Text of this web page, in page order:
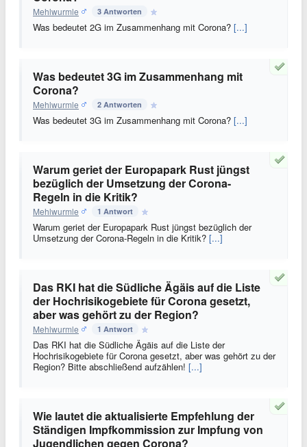
Mehlwurmle 3 Antworten
Was bedeutet 2G im Zusammenhang mit Corona? [...]
Was bedeutet 3G im Zusammenhang mit
Corona?
Mehlwurmle 2 Antworten
Was bedeutet 3G im Zusammenhang mit Corona? [...]
Warum geriet der Europapark Rust jüngst
bezüglich der Umsetzung der Corona-
Regeln in die Kritik?
Mehlwurmle 1 Antwort
Warum geriet der Europapark Rust jüngst bezüglich der
Umsetzung der Corona-Regeln in die Kritik? [...]
Das RKI hat die Südliche Ägäis auf die Liste
der Hochrisikogebiete für Corona gesetzt,
aber was gehört zu der Region?
Mehlwurmle 1 Antwort
Das RKI hat die Südliche Ägäis auf die Liste der
Hochrisikogebiete für Corona gesetzt, aber was gehört zu der
Region? Bitte abschließend aufzählen! [...]
Wie lautet die aktualisierte Empfehlung der
Ständigen Impfkommission zur Impfung von
Jugendlichen gegen Corona?